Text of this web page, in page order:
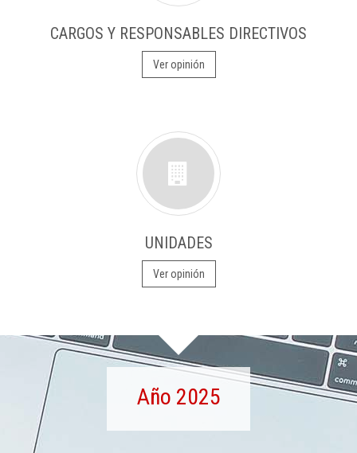
CARGOS Y RESPONSABLES DIRECTIVOS
Ver opinión
UNIDADES
Ver opinión
Año 2025